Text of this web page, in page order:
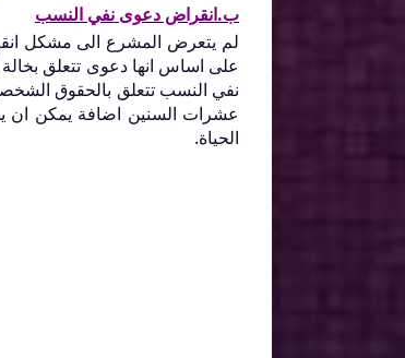
ب.انقراض دعوى نفي النسب
لم يتعرض المشرع الى مشكل
على اساس انها دعوى تتعلق
نفي النسب تتعلق بالحقوق
عشرات السنين اضافة يمكن ان
الحياة.